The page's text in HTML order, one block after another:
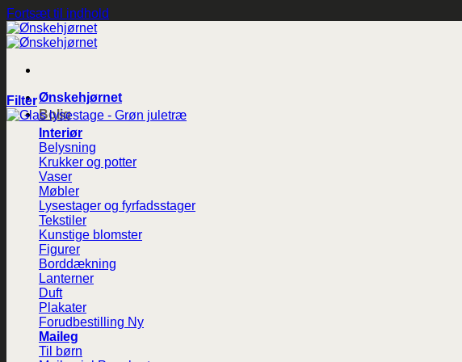
Fortsæt til indhold
Ønskehjørnet
Bolig
Interiør
Belysning
Krukker og potter
Vaser
Møbler
Lysestager og fyrfadsstager
Tekstiler
Kunstige blomster
Figurer
Borddækning
Lanterner
Duft
Plakater
Forudbestilling
Maileg
Til børn
Filter